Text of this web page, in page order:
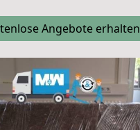
Angebote erhalten